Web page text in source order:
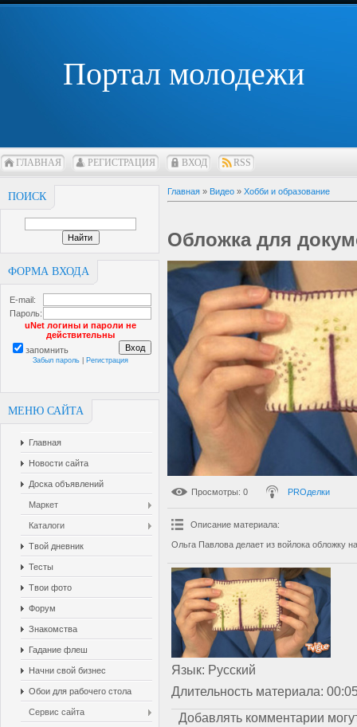
Портал молодежи
ГЛАВНАЯ РЕГИСТРАЦИЯ ВХОД RSS
ПОИСК
ФОРМА ВХОДА
E-mail:
Пароль:
uNet логины и пароли не
действительны
запомнить
Забыл пароль Регистрация
МЕНЮ САЙТА
Главная
Новости сайта
Доска объявлений
Маркет
Каталоги
Твой дневник
Тесты
Твои фото
Форум
Знакомства
Гадание флеш
Начни свой бизнес
Обои для рабочего стола
Сервис сайта
Главная » Видео » Хобби и образование
Обложка для
Просмотры: 0 PROделки
Описание материала:
Ольга Павлова делает из войлока обложку
Язык: Русский
Длительность материала:
Добавлять комментарии